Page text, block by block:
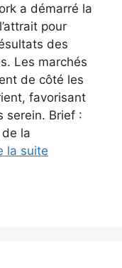
a démarré la
pour
des
Les marchés
de côté les
favorisant
serein. Brief :
la
la suite